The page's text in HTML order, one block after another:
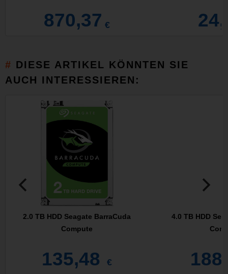
870,37 €
DIESE ARTIKEL KÖNNTEN SIE
AUCH INTERESSIEREN:
2.0 TB HDD Seagate BarraCuda
Compute
135,48 €
4.0 TB HDD